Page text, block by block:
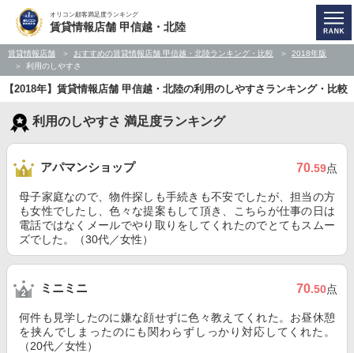
オリコン顧客満足度ランキング
賃貸情報店舗 甲信越・北陸
賃貸情報店舗 おすすめの賃貸情報店舗 甲信越・北陸ランキング・比較
2018年版
利用のしやすさ
【2018年】賃貸情報店舗 甲信越・北陸の利用のしやすさランキング・比較
利用のしやすさ 満足度ランキング
アパマンショップ 70.59点
母子家庭なので、物件探しも手続きも不安でしたが、担当の方
も女性でしたし、色々な提案もして頂き、こちらが仕事の日は
電話ではなくメールでやり取りをしてくれたのでとてもスムー
ズでした。（30代／女性）
ミニミニ 70.50点
何件も見学したのに嫌な顔せずに色々教えてくれた。お昼休憩
を挟んでしまったのにも関わらずしっかり対応してくれた。
（20代／女性）